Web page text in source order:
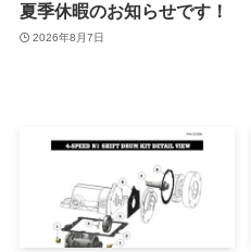
夏季休暇のお知らせです！
2026年8月7日